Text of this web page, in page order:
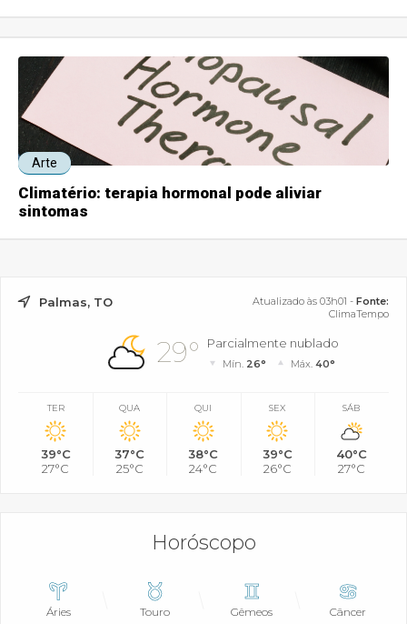
Arte
Climatério: terapia hormonal pode aliviar
sintomas
Palmas, TO Atualizado às 03h01 - Fonte:
ClimaTempo
29° Parcialmente nublado
Mín. 26° Máx.40°
TER
39°C
27°C
QUA
37°C
25°C
QUI
38°C
24°C
SEX
39°C
26°C
SÁB
40°C
27°C
Horóscopo
Áries Touro Gêmeos Câncer